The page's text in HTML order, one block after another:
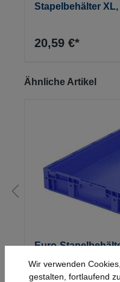
Stapelbehälter XL,
20,59 €*
Produktgalerie
Ähnliche Artikel
Euro-
Wir verwenden
gestalten, fortlaufend